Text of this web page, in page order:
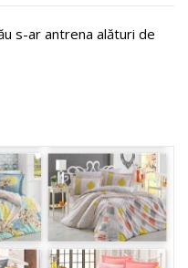
s-ar antrena alături de